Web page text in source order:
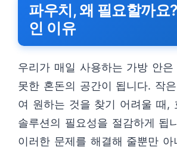
파우치, 왜 필요할까요
인 이유
우리가 매일 사용하는 가방 안은
못한 혼돈의 공간이 됩니다. 작
여 원하는 것을 찾기 어려울 때,
솔루션의 필요성을 절감하게 됩
이러한 문제를 해결해 줄뿐만